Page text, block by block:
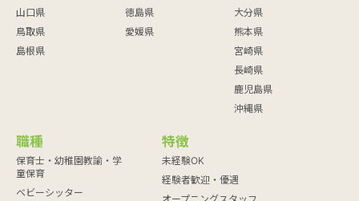
山口県
鳥取県
島根県
徳島県
愛媛県
大分県
熊本県
宮崎県
長崎県
鹿児島県
沖縄県
職種
保育士・幼稚園教諭・学
童保育
ベビーシッター
特徴
未経験OK
経験者歓迎・優遇